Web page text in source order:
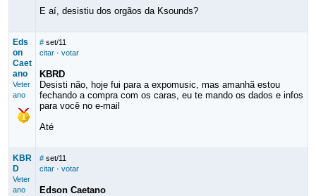
E aí, desistiu dos orgãos da Ksounds?
Eds
on
Caet
ano
Veter
ano
# set/11
citar· votar
KBRD
Desisti não, hoje fui para a expomusic, mas amanhã estou
fechando a compra com os caras, eu te mando os dados e infos
para você no e-mail
Até
KBR
D
Veter
ano
# set/11
citar· votar
Edson Caetano